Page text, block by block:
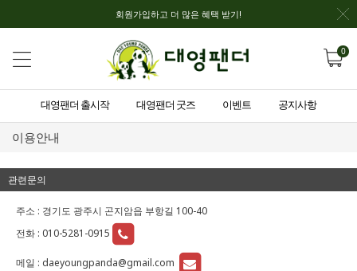
회원가입하고 더 많은 혜택 받기!
0
대영팬더 출시작 대영팬더 굿즈 이벤트 공지사항
이용안내
관련문의
주소 : 경기도 광주시 곤지암읍 부항길 100-40
전화 : 010-5281-0915
메일 : daeyoungpanda@gmail.com